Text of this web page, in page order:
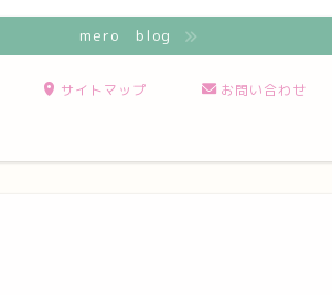
mero blog
サイトマップ お問い合わせ